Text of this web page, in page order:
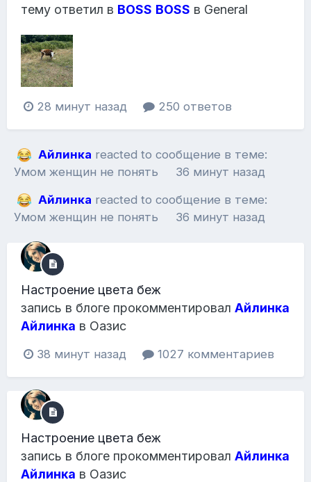
тему ответил в BOSS BOSS в General
28 минут назад 250 ответов
Айлинка reacted to сообщение в теме:
Умом женщин не понять
36 минут назад
Айлинка reacted to сообщение в теме:
Умом женщин не понять
36 минут назад
Настроение цвета беж
запись в блоге прокомментировал Айлинка
Айлинка в Оазис
38 минут назад 1027 комментариев
Настроение цвета беж
запись в блоге прокомментировал Айлинка
Айлинка в Оазис